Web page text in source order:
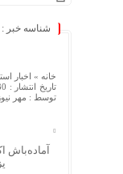
شناسه خبر : 114809
خانه » اخبار
تاریخ انتشار : 30 آوریل 2025 - 20:15 |
توسط : مهر نیوز
آماده‌باش